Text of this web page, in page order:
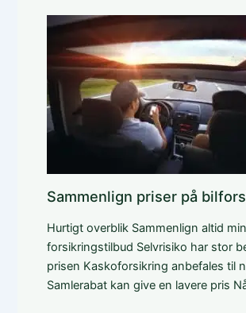
Sammenlign priser på
Hurtigt overblik Sammenlign altid
forsikringstilbud Selvrisiko har stor
prisen Kaskoforsikring anbefales til
Samlerabat kan give en lavere pris